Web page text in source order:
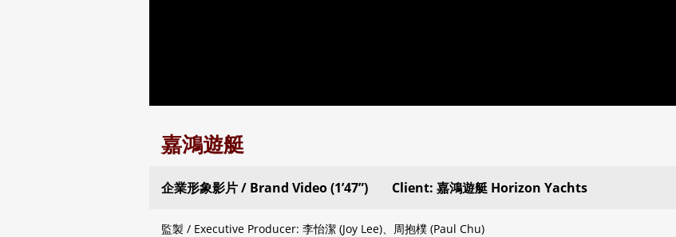
嘉鴻遊艇
企業形象影片 / Brand Video (1’47”) Client: 嘉鴻遊艇 Horizon Yachts
監製 / Executive Producer: 李怡潔 (Joy Lee)、周抱樸 (Paul Chu)